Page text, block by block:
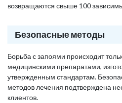
возвращаются свыше 100
Безопасные методы
Борьба с запоями происходит
медицинскими препаратами,
утвержденным стандартам.
методов лечения подтверждена
клиентов.